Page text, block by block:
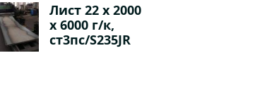
Лист 22 х 2000
х 6000 г/к,
ст3пс/S235JR